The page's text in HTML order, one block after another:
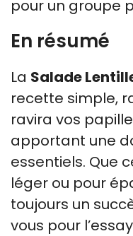
pour un groupe
En résumé
La Salade
recette simple,
ravira vos
apportant une
essentiels. Que
léger ou pour
toujours un
vous pour